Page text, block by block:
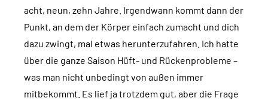
acht, neun, zehn Jahre. Irgendwann kommt dann der
Punkt, an dem der Körper einfach zumacht und dich
dazu zwingt, mal etwas herunterzufahren. Ich hatte
über die ganze Saison Hüft- und Rückenprobleme –
was man nicht unbedingt von außen immer
mitbekommt. Es lief ja trotzdem gut, aber die Frage